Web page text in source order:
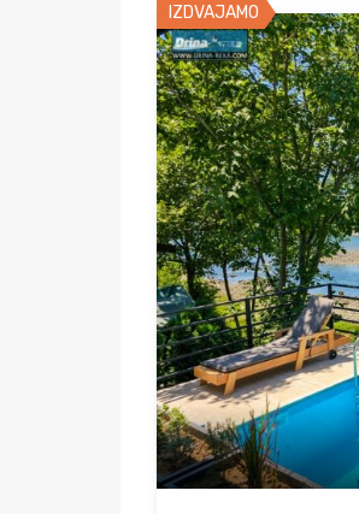
IZDVAJAMO